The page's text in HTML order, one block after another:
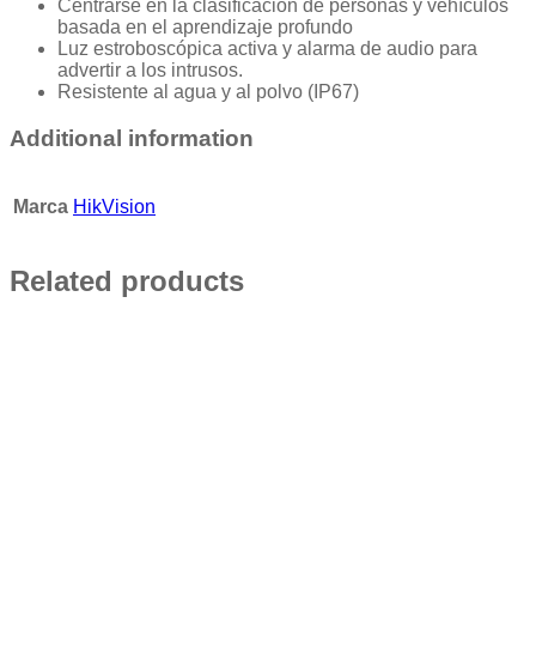
Centrarse en la clasificación de personas y vehículos
basada en el aprendizaje profundo
Luz estroboscópica activa y alarma de audio para
advertir a los intrusos.
Resistente al agua y al polvo (IP67)
Additional information
Marca HikVision
Related products